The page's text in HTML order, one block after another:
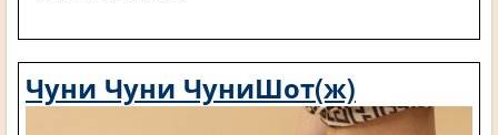
Чуни Чуни ЧуниШот(ж)